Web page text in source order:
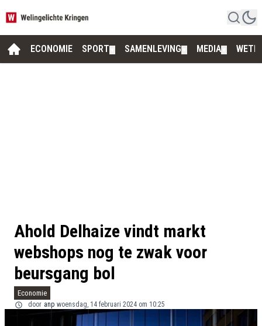
ECONOMIE SPORT SAMENLEVING MEDIA
Ahold Delhaize vindt markt
webshops nog te zwak voor
beursgang bol
Economie
door anp woensdag, 14 februari 2024 om 10:25